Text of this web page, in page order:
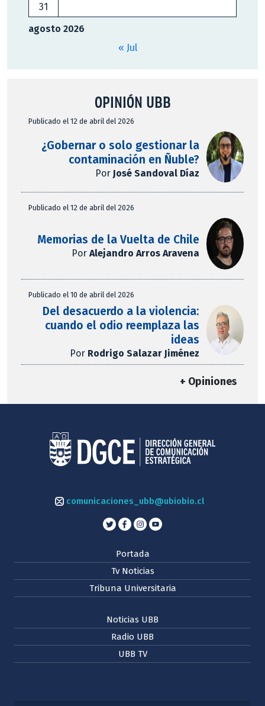
agosto 2026
31
« Jul
OPINIÓN UBB
Publicado el 12 de abril del 2026
¿Gobernar o solo gestionar la
contaminación en Ñuble?
Por José Sandoval Díaz
Publicado el 12 de abril del 2026
Memorias de la Vuelta de Chile
PorAlejandro Arros Aravena
Publicado el 10 de abril del 2026
Del desacuerdo a la violencia:
cuando el odio reemplaza las
ideas
Por Rodrigo Salazar Jiménez
+ Opiniones
comunicaciones_ubb@ubiobio.cl
Portada
Tv Noticias
Tribuna Universitaria
Noticias UBB
Radio UBB
UBB TV